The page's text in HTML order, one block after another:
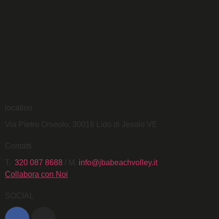
location
Via Pietro Orseolo, 30016 Lido di Jesolo VE
Contatti
T. 320 087 8688 / M. info@jbabeachvolley.it
Collabora con Noi
SOCIAL